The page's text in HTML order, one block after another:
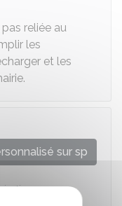
reliée au
les
et les
sur sp
justice